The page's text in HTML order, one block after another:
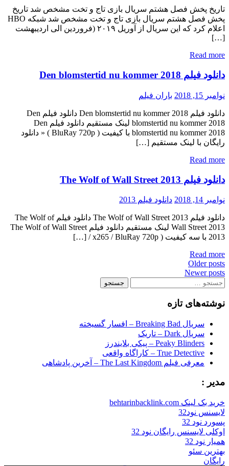
تاریخ پخش فصل هشتم سریال بازی تاج و تخت مشخص شد تاریخ
پخش فصل هشتم سریال بازی تاج و تخت مشخص شد شبکه HBO
اعلام کرد که این سریال از آوریل ۲۰۱۹ (فروردین الی اردیبهشت
[…]
Read more
دانلود فیلم Den blomstertid nu kommer 2018
نوامبر 15, 2018 باران فیلم
دانلود فیلم Den blomstertid nu kommer 2018 دانلود فیلم Den
blomstertid nu kommer 2018 لینک مستقیم دانلود فیلم Den
blomstertid nu kommer 2018 با کیفیت ( BluRay 720p ) « دانلود
رایگان با لینک مستقیم […]
Read more
دانلود فیلم The Wolf of Wall Street 2013
نوامبر 14, 2018 دانلود فیلم 2013
دانلود فیلم The Wolf of Wall Street 2013 دانلود فیلم The Wolf of
Wall Street 2013 لینک مستقیم دانلود فیلم The Wolf of Wall Street
2013 با سه کیفیت ( x265 / BluRay 720p / […]
Read more
Posts
navigation
Older posts
Newer posts
جستجو
نوشته‌های تازه
سریال Breaking Bad – افسار گسیخته
سریال Dark – تاریک
Peaky Blinders – پیکی بلایندرز
True Detective – کاراگاه واقعی
معرفی فیلم The Last Kingdom – آخرین پادشاهی
مدیر :
خرید بک لینک behtarinbacklink.com
لایسنس نود32
پسورد نود 32
اوکلی لایسنس رایگان نود 32
همیار نود 32
بهترین سئو
رایگان